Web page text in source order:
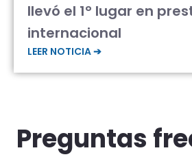
llevó el 1° lugar en
internacional
LEER NOTICIA ➔
Preguntas